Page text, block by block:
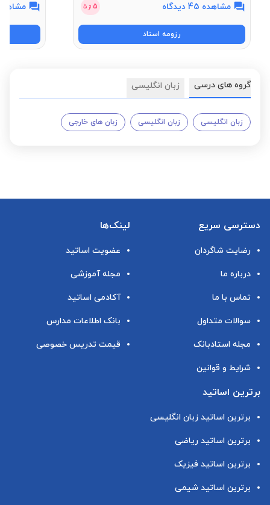
مشاهده 45 دیدگاه 5 از 5
رزومه استاد
مشاهده 57
گروه های درسی زبان انگلیسی
زبان انگلیسی زبان انگلیسی زبان های خارجی
دسترسی سریع
رضایت شاگردان
درباره ما
تماس با ما
سوالات متداول
مجله استادبانک
شرایط و قوانین
لینک‌ها
عضویت اساتید
مجله آموزشی
آکادمی اساتید
بانک اطلاعات مدارس
قیمت تدریس خصوصی
برترین اساتید
برترین اساتید زبان انگلیسی
برترین اساتید ریاضی
برترین اساتید فیزیک
برترین اساتید شیمی